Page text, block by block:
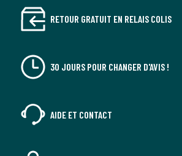
RETOUR GRATUIT EN RELAIS COLIS
30 JOURS POUR CHANGER D'AVIS !
AIDE ET CONTACT